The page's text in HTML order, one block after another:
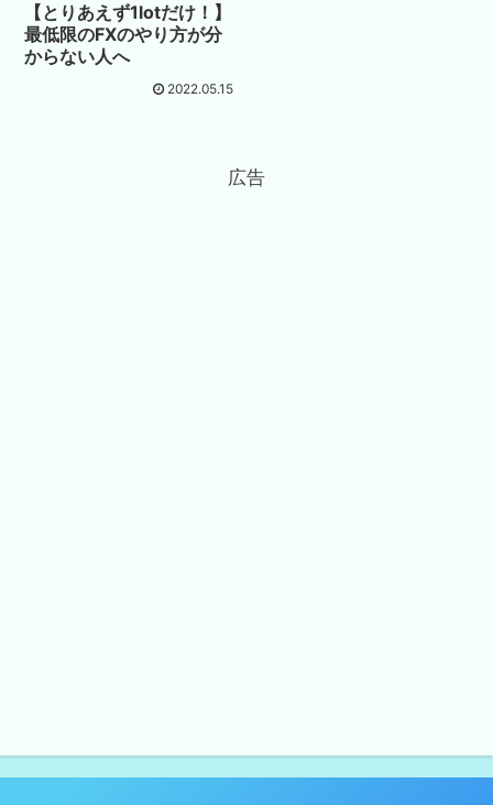
【とりあえず1lotだけ！】
最低限のFXのやり方が分
からない人へ
2022.05.15
広告